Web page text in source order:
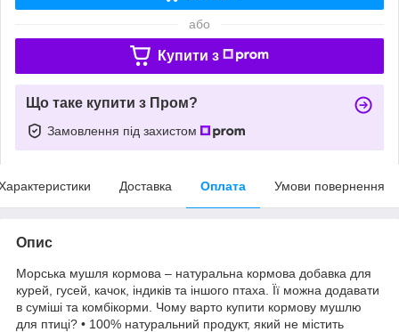
або
Купити з
Що таке купити з Пром?
Замовлення під захистом
Доставка Оплата Умови повернення
Опис
Морська мушля кормова – натуральна кормова добавка для
курей, гусей, качок, індиків та іншого птаха. Її можна додавати
в суміші та комбікорми. Чому варто купити кормову мушлю
для птиці? • 100% натуральний продукт, який не містить